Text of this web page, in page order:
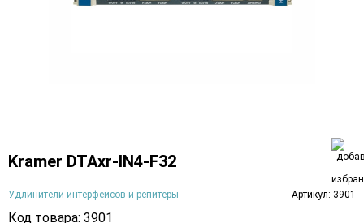
Kramer DTAxr-IN4-F32
Удлинители интерфейсов и репитеры Артикул: 3901
Код товара: 3901